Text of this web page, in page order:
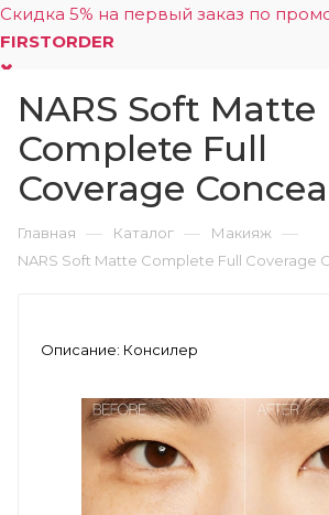
Скидка 5% на первый заказ по
FIRSTORDER
NARS Soft Matte
Complete Full
Coverage
Главная — Каталог — Макияж —
NARS Soft Matte Complete Full Coverage
Описание: Консилер